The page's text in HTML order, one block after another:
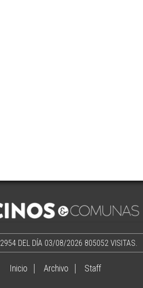
EDICIÓN N° 2954 DEL DÍA 03/08/2026 805052 VISITAS.
Inicio Archivo Staff